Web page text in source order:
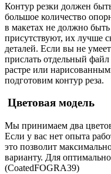
Контур резки должен
большое количество
в макетах не должно
присутствуют, их лучше
деталей. Если вы не
прислать отдельный
растре или
подготовим контур реза.
Цветовая модель
Мы принимаем два
Если у вас нет опыта
это позволит
варианту. Для
(CoatedFOGRA39)